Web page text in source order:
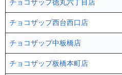
チョコザップ徳丸六丁目店
チョコザップ西台西口店
チョコザップ中板橋店
チョコザップ板橋本町店